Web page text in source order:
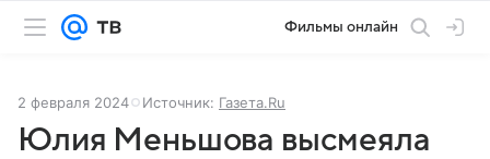
Фильмы онлайн
2 февраля 2024 Источник: Газета.Ru
Юлия Меньшова высмеяла